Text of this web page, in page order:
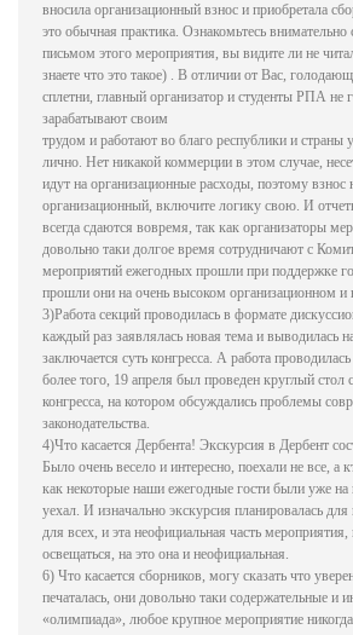
вносила организационный взнос и приобретала
это обычная практика. Ознакомьтесь
письмом этого мероприятия, вы видите ли не
знаете что это такое) . В отличии от Вас,
сплетни, главный организатор и студенты РПА не
зарабатывают своим
трудом и работают во благо республики и страны
лично. Нет никакой коммерции в этом случае,
идут на организационные расходы, поэтому взнос
организационный, включите логику свою. И
всегда сдаются вовремя, так как организаторы
довольно таки долгое время сотрудничают с
мероприятий ежегодных прошли при поддержке
прошли они на очень высоком организационном и
3)Работа секций проводилась в формате
каждый раз заявлялась новая тема и выводилась
заключается суть конгресса. А работа
более того, 19 апреля был проведен круглый стол
конгресса, на котором обсуждались проблемы
законодательства.
4)Что касается Дербента! Экскурсия в Дербент
Было очень весело и интересно, поехали не все, а
как некоторые наши ежегодные гости были уже на
уехал. И изначально экскурсия планировалась для
для всех, и эта неофициальная часть
освещаться, на это она и неофициальная.
6) Что касается сборников, могу сказать что
печаталась, они довольно таки содержательные и
«олимпиада», любое крупное мероприятие